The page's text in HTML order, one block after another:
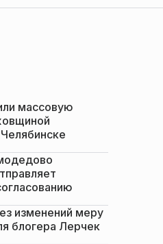
массовую
изменений меру
блогера Лерчек